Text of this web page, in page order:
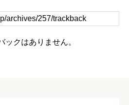
ックはありません。